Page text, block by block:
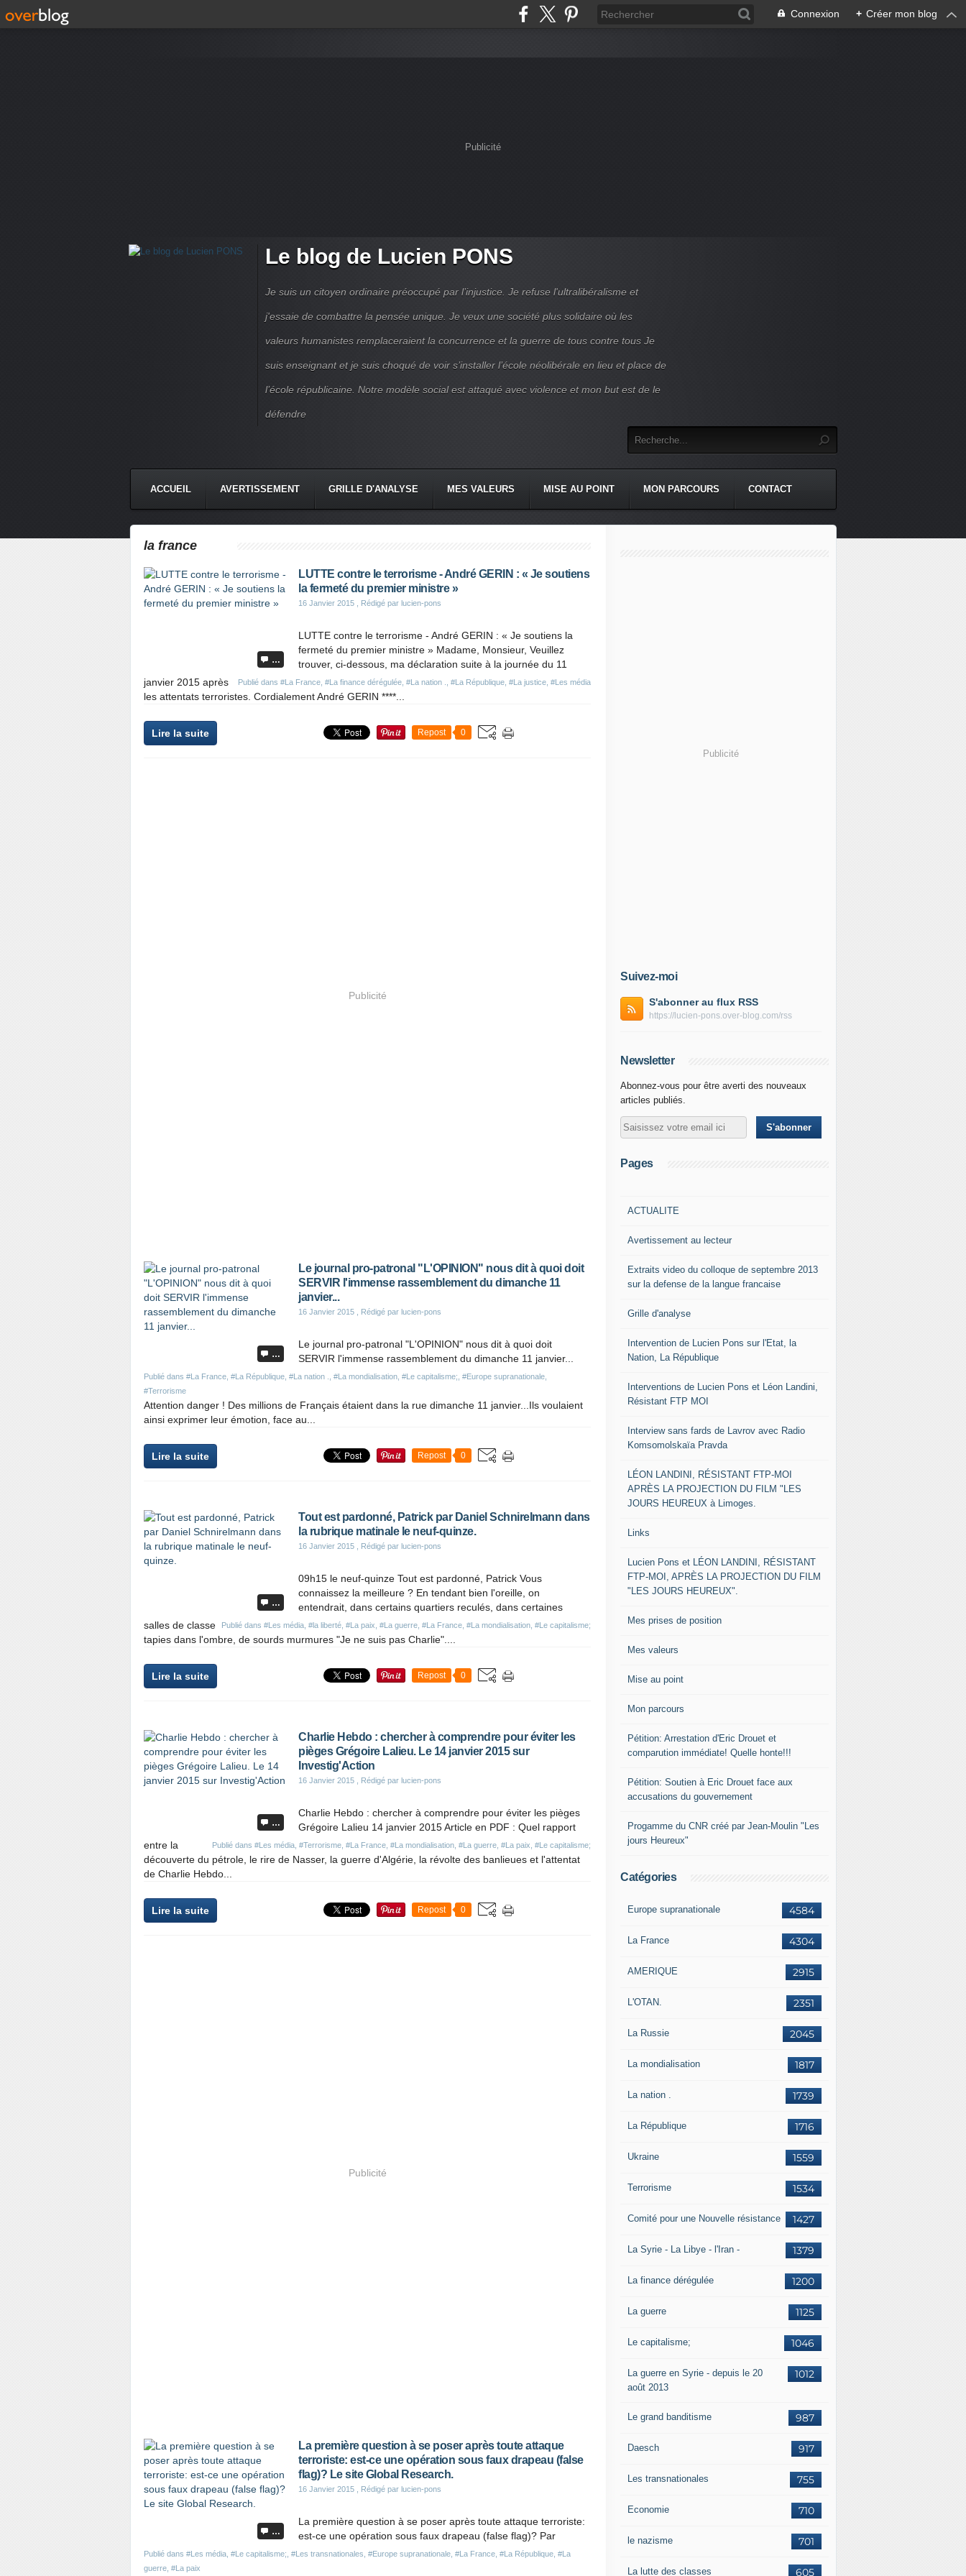
Connexion + Créer mon blog
Publicité
Le blog de Lucien PONS
Je suis un citoyen ordinaire préoccupé par l’injustice. Je refuse l'ultralibéralisme et
j'essaie de combattre la pensée unique. Je veux une société plus solidaire où les
valeurs humanistes remplaceraient la concurrence et la guerre de tous contre tous Je
suis enseignant et je suis choqué de voir s’installer l’école néolibérale en lieu et place de
l’école républicaine. Notre modèle social est attaqué avec violence et mon but est de le
défendre
ACCUEIL AVERTISSEMENT GRILLE D'ANALYSE MES VALEURS MISE AU POINT MON PARCOURS CONTACT
la france
…
LUTTE contre le terrorisme - André GERIN : « Je soutiens
la fermeté du premier ministre »
16 Janvier 2015 , Rédigé par lucien-pons
Publié dans #La France #La finance dérégulée #La nation . #La République #La justice #Les média
LUTTE contre le terrorisme - André GERIN : « Je soutiens la
fermeté du premier ministre » Madame, Monsieur, Veuillez
trouver, ci-dessous, ma déclaration suite à la journée du 11
janvier 2015 après
les attentats terroristes. Cordialement André GERIN ****...
Lire la suite Repost 0
Publicité
…
Le journal pro-patronal "L'OPINION" nous dit à quoi doit
SERVIR l'immense rassemblement du dimanche 11
janvier...
16 Janvier 2015 , Rédigé par lucien-pons
Publié dans #La France #La République #La nation . #La mondialisation #Le capitalisme; #Europe supranationale
#Terrorisme
Le journal pro-patronal "L'OPINION" nous dit à quoi doit
SERVIR l'immense rassemblement du dimanche 11 janvier...
Attention danger ! Des millions de Français étaient dans la rue dimanche 11 janvier...Ils voulaient
ainsi exprimer leur émotion, face au...
Lire la suite Repost 0
…
Tout est pardonné, Patrick par Daniel Schnirelmann dans
la rubrique matinale le neuf-quinze.
16 Janvier 2015 , Rédigé par lucien-pons
Publié dans #Les média #la liberté #La paix #La guerre #La France #La mondialisation #Le capitalisme;
09h15 le neuf-quinze Tout est pardonné, Patrick Vous
connaissez la meilleure ? En tendant bien l'oreille, on
entendrait, dans certains quartiers reculés, dans certaines
salles de classe
tapies dans l'ombre, de sourds murmures "Je ne suis pas Charlie"....
Lire la suite Repost 0
…
Charlie Hebdo : chercher à comprendre pour éviter les
pièges Grégoire Lalieu. Le 14 janvier 2015 sur
Investig'Action
16 Janvier 2015 , Rédigé par lucien-pons
Publié dans #Les média #Terrorisme #La France #La mondialisation #La guerre #La paix #Le capitalisme;
Charlie Hebdo : chercher à comprendre pour éviter les pièges
Grégoire Lalieu 14 janvier 2015 Article en PDF : Quel rapport
entre la
découverte du pétrole, le rire de Nasser, la guerre d'Algérie, la révolte des banlieues et l'attentat
de Charlie Hebdo...
Lire la suite Repost 0
Publicité
…
La première question à se poser après toute attaque
terroriste: est-ce une opération sous faux drapeau (false
flag)? Le site Global Research.
16 Janvier 2015 , Rédigé par lucien-pons
Publié dans #Les média #Le capitalisme; #Les transnationales #Europe supranationale #La France #La République #La
guerre #La paix
La première question à se poser après toute attaque terroriste:
est-ce une opération sous faux drapeau (false flag)? Par
Publicité
Suivez-moi
S'abonner au flux RSS
https://lucien-pons.over-blog.com/rss
Newsletter
Abonnez-vous pour être averti des nouveaux
articles publiés.
Pages
ACTUALITE
Avertissement au lecteur
Extraits video du colloque de septembre 2013
sur la defense de la langue francaise
Grille d'analyse
Intervention de Lucien Pons sur l'Etat, la
Nation, La République
Interventions de Lucien Pons et Léon Landini,
Résistant FTP MOI
Interview sans fards de Lavrov avec Radio
Komsomolskaïa Pravda
LÉON LANDINI, RÉSISTANT FTP-MOI
APRÈS LA PROJECTION DU FILM "LES
JOURS HEUREUX à Limoges.
Links
Lucien Pons et LÉON LANDINI, RÉSISTANT
FTP-MOI, APRÈS LA PROJECTION DU FILM
"LES JOURS HEUREUX".
Mes prises de position
Mes valeurs
Mise au point
Mon parcours
Pétition: Arrestation d'Eric Drouet et
comparution immédiate! Quelle honte!!!
Pétition: Soutien à Eric Drouet face aux
accusations du gouvernement
Progamme du CNR créé par Jean-Moulin "Les
jours Heureux"
Catégories
4584
Europe supranationale
4304
La France
2915
AMERIQUE
2351
L'OTAN.
2045
La Russie
1817
La mondialisation
1739
La nation .
1716
La République
1559
Ukraine
1534
Terrorisme
1427
Comité pour une Nouvelle résistance
1379
La Syrie - La Libye - l'Iran -
1200
La finance dérégulée
1125
La guerre
1046
Le capitalisme;
1012
La guerre en Syrie - depuis le 20
août 2013
987
Le grand banditisme
917
Daesch
755
Les transnationales
710
Economie
701
le nazisme
605
La lutte des classes